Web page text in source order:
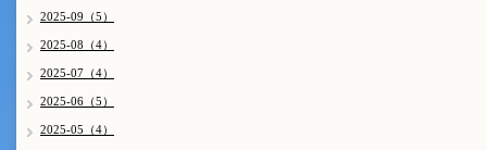
2025-09（5）
2025-08（4）
2025-07（4）
2025-06（5）
2025-05（4）